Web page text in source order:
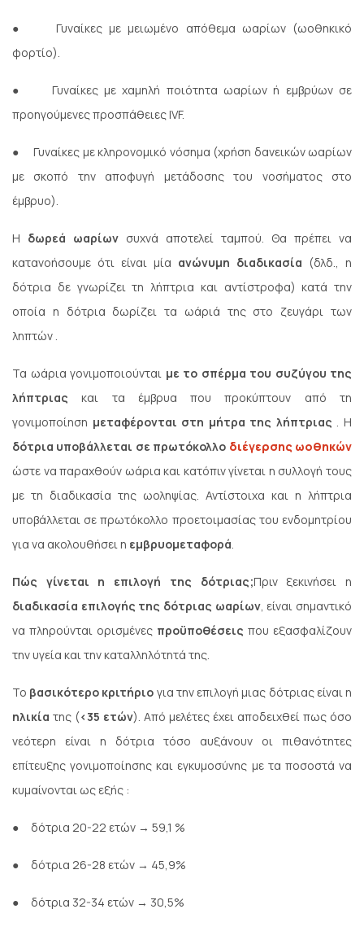
●Γυναίκες με μειωμένο απόθεμα ωαρίων (ωοθηκικό
φορτίο).
● Γυναίκες με χαμηλή ποιότητα ωαρίων ή εμβρύων σε
προηγούμενες προσπάθειες IVF.
● Γυναίκες με κληρονομικό νόσημα (χρήση δανεικών ωαρίων
με σκοπό την αποφυγή μετάδοσης του νοσήματος στο
έμβρυο).
Η δωρεά ωαρίων συχνά αποτελεί ταμπού. Θα πρέπει να
κατανοήσουμε ότι είναι μία ανώνυμη διαδικασία (δλδ., η
δότρια δε γνωρίζει τη λήπτρια και αντίστροφα) κατά την
οποία η δότρια δωρίζει τα ωάριά της στο ζευγάρι των
ληπτών .
Τα ωάρια γονιμοποιούνται με το σπέρμα του συζύγου της
λήπτριας και τα έμβρυα που προκύπτουν από τη
γονιμοποίηση μεταφέρονται στη μήτρα της λήπτριας . Η
δότρια υποβάλλεται σε πρωτόκολλο διέγερσης ωοθηκών
ώστε να παραχθούν ωάρια και κατόπιν γίνεται η συλλογή τους
με τη διαδικασία της ωοληψίας. Αντίστοιχα και η λήπτρια
υποβάλλεται σε πρωτόκολλο προετοιμασίας του ενδομητρίου
για να ακολουθήσει η εμβρυομεταφορά.
Πώς γίνεται η επιλογή της δότριας;Πριν ξεκινήσει η
διαδικασία επιλογής της δότριας ωαρίων, είναι σημαντικό
να πληρούνται ορισμένες προϋποθέσεις που εξασφαλίζουν
την υγεία και την καταλληλότητά της.
Το βασικότερο κριτήριο για την επιλογή μιας δότριας είναι η
ηλικία της (<35 ετών). Από μελέτες έχει αποδειχθεί πως όσο
νεότερη είναι η δότρια τόσο αυξάνουν οι πιθανότητες
επίτευξης γονιμοποίησης και εγκυμοσύνης με τα ποσοστά να
κυμαίνονται ως εξής :
● δότρια 20-22 ετών → 59,1 %
● δότρια 26-28 ετών → 45,9%
● δότρια 32-34 ετών → 30,5%